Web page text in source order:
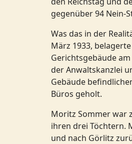
gegenüber 94 Nein-
Was das in der
März 1933,
Gerichtsgebäude
der Anwaltskanzlei
Gebäude
Büros geholt.
Moritz Sommer war
ihren drei Töchtern.
und nach Görlitz